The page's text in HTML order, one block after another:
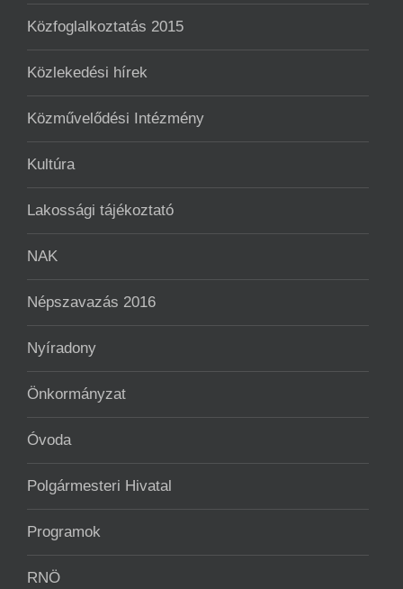
Közfoglalkoztatás 2015
Közlekedési hírek
Közművelődési Intézmény
Kultúra
Lakossági tájékoztató
NAK
Népszavazás 2016
Nyíradony
Önkormányzat
Óvoda
Polgármesteri Hivatal
Programok
RNÖ